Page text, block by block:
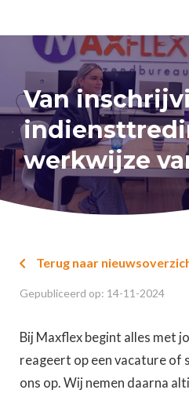
Van
werkwijze
 Terug naar
Gepubliceerd op: 14-11 -2024
Bij Maxflex begint alles met
reageert op een vacature of
ons op. Wij nemen daarna